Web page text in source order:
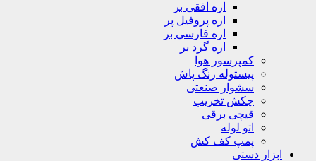
اره افقی بر
اره پروفیل پر
اره فارسی بر
اره گرد بر
کمپرسور هوا
پیستوله رنگ پاش
سشوار صنعتی
چکش تخریب
قیچی برقی
اتو لوله
پمپ کف کش
ابزار دستی